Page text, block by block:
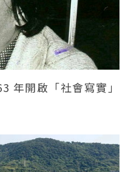
年開啟「社會寫實」